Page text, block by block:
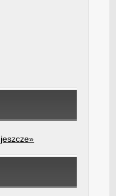
jeszcze»